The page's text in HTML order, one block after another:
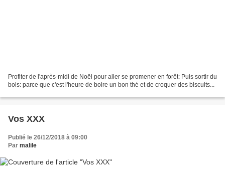
Profiter de l'après-midi de Noël pour aller se promener en forêt: Puis sortir du
bois: parce que c'est l'heure de boire un bon thé et de croquer des biscuits...
Vos XXX
Publié le 26/12/2018 à 09:00
Par malile